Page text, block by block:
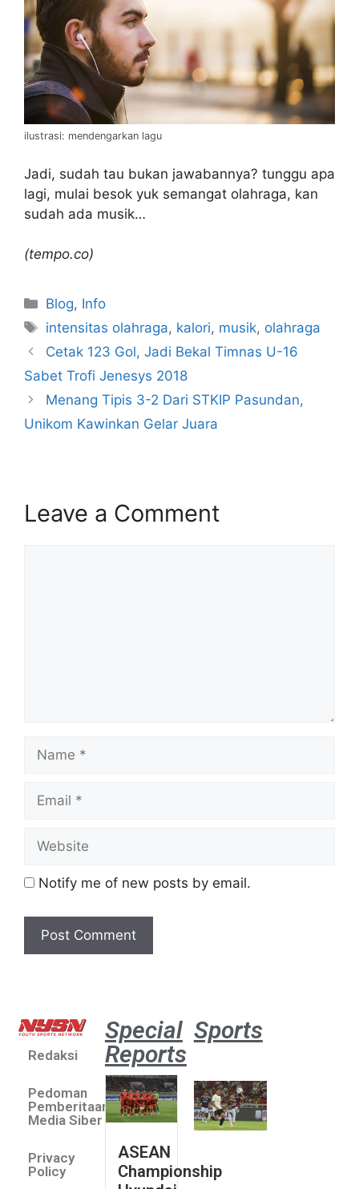
ilustrasi: mendengarkan lagu
Jadi, sudah tau bukan jawabannya? tunggu apa
lagi, mulai besok yuk semangat olahraga, kan
sudah ada musik…
(tempo.co)
Blog, Info
intensitas olahraga, kalori, musik, olahraga
Cetak 123 Gol, Jadi Bekal Timnas U-16
Sabet Trofi Jenesys 2018
Menang Tipis 3-2 Dari STKIP Pasundan,
Unikom Kawinkan Gelar Juara
Leave a Comment
Notify me of new posts by email.
Redaksi
Pedoman
Pemberitaan
Media Siber
Privacy
Policy
Special
Reports
ASEAN
Championship
Sports